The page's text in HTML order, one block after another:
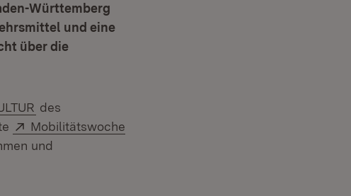
Württemberg
und eine
über die
(Öffnet in neuem Fenster)
des
Extern:
Mobilitätswoche
und